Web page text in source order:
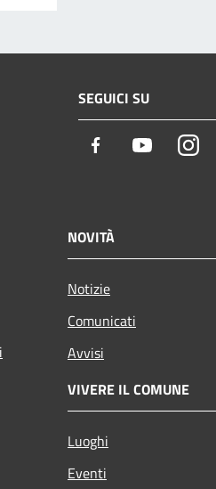
SEGUICI SU
Facebook Youtube
NOVITÀ
Notizie
Comunicati
Avvisi
VIVERE IL COMUNE
Luoghi
Eventi